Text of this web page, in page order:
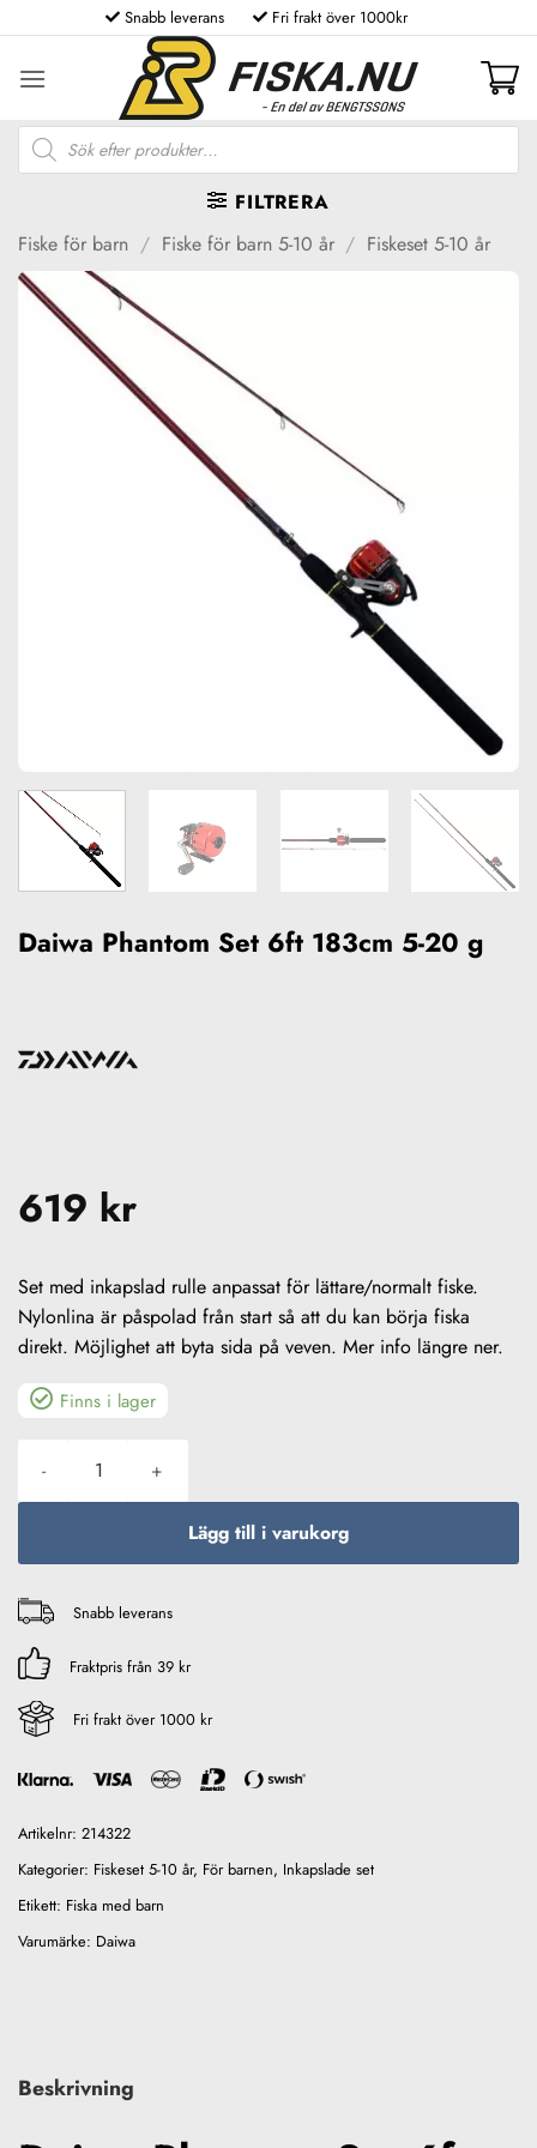
to
content
Snabb leverans Fri frakt över 1000kr
Produktsökning
FILTRERA
Fiske för barn / Fiske för barn 5-10 år / Fiskeset 5-10 år
Daiwa Phantom Set 6ft 183cm 5-20 g
619 kr
Set med inkapslad rulle anpassat för lättare/normalt fiske.
Nylonlina är påspolad från start så att du kan börja fiska
direkt. Möjlighet att byta sida på veven. Mer info längre ner.
Finns i lager
Lägg till i varukorg
Snabb leverans
Fraktpris från 39 kr
Fri frakt över 1000 kr
Artikelnr: 214322
Kategorier: Fiskeset 5-10 år, För barnen, Inkapslade set
Etikett: Fiska med barn
Varumärke: Daiwa
Beskrivning